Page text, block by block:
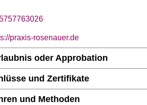
praxis-rosenauer.de
oder Approbation
und Zertifikate
und Methoden